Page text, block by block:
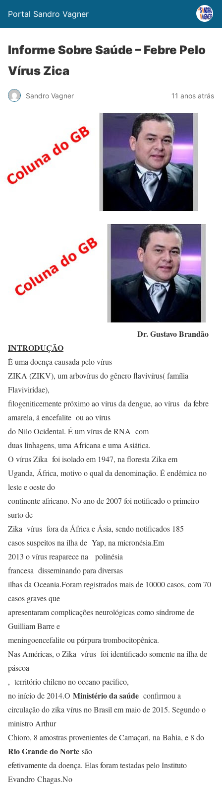
Portal Sandro Vagner
Informe Sobre Saúde – Febre Pelo
Vírus Zica
Sandro Vagner 11 anos atrás
Dr. Gustavo Brandão
INTRODUÇÃO
É uma doença causada pelo vírus
ZIKA (ZIKV), um arbovírus do gênero flavivírus( família
Flaviviridae),
filogeniticemente próximo ao vírus da dengue, ao vírus da febre
amarela, á encefalite ou ao vírus
do Nilo Ocidental. É um vírus de RNA com
duas linhagens, uma Africana e uma Asiática.
O vírus Zika foi isolado em 1947, na floresta Zika em
Uganda, África, motivo o qual da denominação. É endêmica no
leste e oeste do
continente africano. No ano de 2007 foi notificado o primeiro
surto de
Zika vírus fora da África e Ásia, sendo notificados 185
casos suspeitos na ilha de Yap, na micronésia.Em
2013 o vírus reaparece na polinésia
francesa disseminando para diversas
ilhas da Oceania.Foram registrados mais de 10000 casos, com 70
casos graves que
apresentaram complicações neurológicas como síndrome de
Guilliam Barre e
meningoencefalite ou púrpura trombocitopênica.
Nas Américas, o Zika vírus foi identificado somente na ilha de
páscoa
, território chileno no oceano pacifico,
no início de 2014.O Ministério da saúde confirmou a
circulação do zika vírus no Brasil em maio de 2015. Segundo o
ministro Arthur
Chioro, 8 amostras provenientes de Camaçari, na Bahia, e 8 do
Rio Grande do Norte são
efetivamente da doença. Elas foram testadas pelo Instituto
Evandro Chagas.No